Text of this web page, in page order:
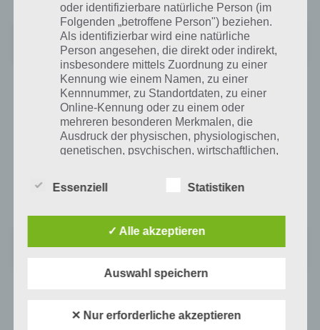
‎Blitz Brigade
Preis:Kostenlos+
Blitz Brigade für Android im Google Play
Bei Google Play könnt ihr die App Blitz Brigade ebenfalls kostenlos
Sternen kommt die App auch bei anderen Spielern sehr gut an.
Blitz Brigade: Online-FPS-Spaß
Teilen auf Facebook
oder identifizierbare natürliche Person (im
Folgenden „betroffene Person") beziehen.
Als identifizierbar wird eine natürliche
Person angesehen, die direkt oder indirekt,
insbesondere mittels Zuordnung zu einer
Kennung wie einem Namen, zu einer
Kennnummer, zu Standortdaten, zu einer
Online-Kennung oder zu einem oder
mehreren besonderen Merkmalen, die
Ausdruck der physischen, physiologischen,
genetischen, psychischen, wirtschaftlichen,
kann.
Betroffene Person ist jede identifizierte oder
Verarbeitung Verantwortlichen verarbeitet
Essenziell Statistiken
✓ Alle akzeptieren
Auswahl speichern
✕ Nur erforderliche akzeptieren